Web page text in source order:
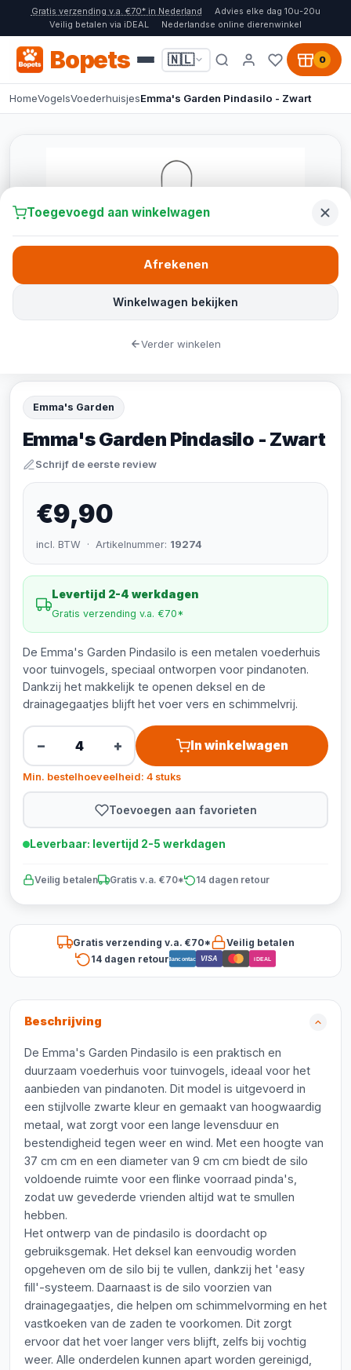
Gratis verzending v.a. €70* in Nederland
Advies elke dag 10u-20u
Veilig betalen via iDEAL
Nederlandse online dierenwinkel
Bopets 🇳🇱 0
HomeVogelsVoederhuisjesEmma's Garden Pindasilo - Zwart
Emma's Garden
Emma's Garden Pindasilo - Zwart
Schrijf de eerste review
€9,90
incl. BTW · Artikelnummer: 19274
Levertijd 2-4 werkdagen
Gratis verzending v.a. €70*
De Emma's Garden Pindasilo is een metalen voederhuis
voor tuinvogels, speciaal ontworpen voor pindanoten.
Dankzij het makkelijk te openen deksel en de
drainagegaatjes blijft het voer vers en schimmelvrij.
− + In winkelwagen
Min. bestelhoeveelheid: 4 stuks
Toevoegen aan favorieten
Leverbaar: levertijd 2-5 werkdagen
Veilig betalen Gratis v.a. €70* 14 dagen retour
Gratis verzending v.a. €70*
Veilig betalen
14 dagen retourBancontact VISA iDEAL
Beschrijving
De Emma's Garden Pindasilo is een praktisch en
duurzaam voederhuis voor tuinvogels, ideaal voor het
aanbieden van pindanoten. Dit model is uitgevoerd in
een stijlvolle zwarte kleur en gemaakt van hoogwaardig
metaal, wat zorgt voor een lange levensduur en
bestendigheid tegen weer en wind. Met een hoogte van
37 cm cm en een diameter van 9 cm cm biedt de silo
voldoende ruimte voor een flinke voorraad pinda's,
zodat uw gevederde vrienden altijd wat te smullen
hebben.
Het ontwerp van de pindasilo is doordacht op
gebruiksgemak. Het deksel kan eenvoudig worden
opgeheven om de silo bij te vullen, dankzij het 'easy
fill'-systeem. Daarnaast is de silo voorzien van
drainagegaatjes, die helpen om schimmelvorming en het
vastkoeken van de zaden te voorkomen. Dit zorgt
ervoor dat het voer langer vers blijft, zelfs bij vochtig
weer. Alle onderdelen kunnen apart worden gereinigd,
Toegevoegd aan winkelwagen
Winkelwagen bekijken
Afrekenen
Verder winkelen